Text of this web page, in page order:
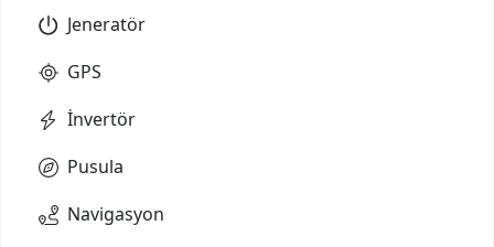
Jeneratör
GPS
İnvertör
Pusula
Navigasyon